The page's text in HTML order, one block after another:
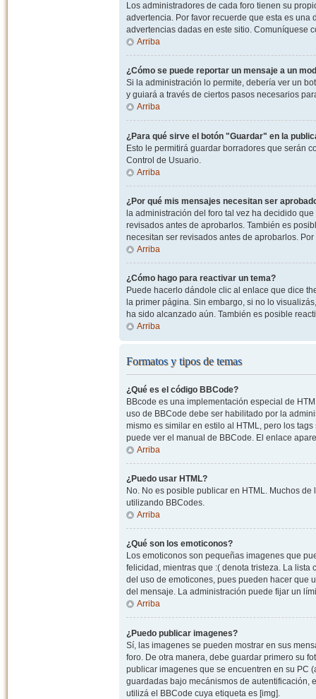
Los administradores de cada foro tienen su
advertencia. Por favor recuerde que esta es
advertencias dadas en este sitio. Comuníquese
Arriba
¿Cómo se puede reportar un mensaje a un
Si la administración lo permite, debería ver un
y guiará a través de ciertos pasos necesarios
Arriba
¿Para qué sirve el botón "Guardar" en la
Esto le permitirá guardar borradores que serán
Control de Usuario.
Arriba
¿Por qué mis mensajes necesitan ser
la administración del foro tal vez ha decidido
revisados antes de aprobarlos. También es
necesitan ser revisados antes de aprobarlos.
Arriba
¿Cómo hago para reactivar un tema?
Puede hacerlo dándole clic al enlace que dice
la primer página. Sin embargo, si no lo
ha sido alcanzado aún. También es posible
Arriba
Formatos y tipos de temas
¿Qué es el código BBCode?
BBcode es una implementación especial de
uso de BBCode debe ser habilitado por la
mismo es similar en estilo al HTML, pero los
puede ver el manual de BBCode. El enlace
Arriba
¿Puedo usar HTML?
No. No es posible publicar en HTML. Muchos
utilizando BBCodes.
Arriba
¿Qué son los emoticonos?
Los emoticonos son pequeñas imagenes que
felicidad, mientras que :( denota tristeza. La
del uso de emoticones, pues pueden hacer que
del mensaje. La administración puede fijar un
Arriba
¿Puedo publicar imagenes?
Sí, las imagenes se pueden mostrar en sus
foro. De otra manera, debe guardar primero su
publicar imagenes que se encuentren en su PC
guardadas bajo mecánismos de autentificación,
utilizá el BBCode cuya etiqueta es [img].